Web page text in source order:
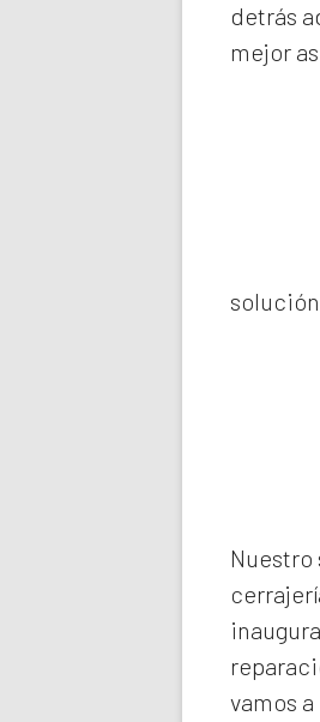
detrás
mejor
vamos